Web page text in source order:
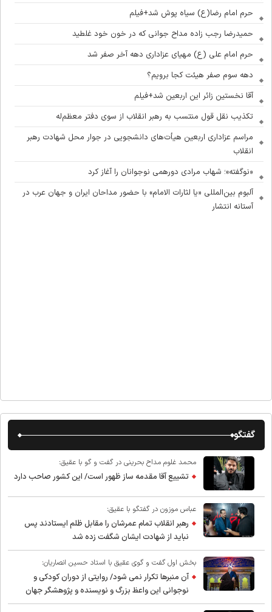
حرم امام رضا(ع) سیاه پوش شد+فیلم
حمیدرضا رجب زاده مداح جوانی که در خون خود غلطید
حرم امام علی (ع) مهیای عزاداری دهه آخر صفر شد
دهه سوم صفر هیئت کجا برویم؟
آقا نخستین زائر این اربعین شد+فیلم
تکذیب نقل قول منتسب به رهبر انقلاب از سوی دفتر معظم‌له
مراسم عزاداری اربعین هیأت‌های دانشجویی در جوار محل شهادت رهبر
انقلاب
«نوگفته»؛ شهاب مرادی دورهمی نوجوانان را آغاز کرد
آلبوم بین‌المللی «یا لثارات الامام» با حضور مداحان ایران و جهان عرب در
آستانه انتشار
گفتگو
محمد غلوم مداح بحرینی در گفت و گو با عقیق:
تشییع آقا مقدمه ساز ظهور است/ این کشور صاحب دارد
عباس موزون در گفتگو با عقیق:
رهبر انقلاب تمام عمرشان را مقابل ظلم ایستادند پس
نباید از شهادت ایشان شگفت زده شد
بخش اول گفت و گوی عقیق با استاد حسین انصاریان:
آن منبرها تکرار نمی شود/ روایتی از دوران کودکی و
نوجوانی این واعظ بزرگ و نویسنده و پژوهشگر جهان
اسلام